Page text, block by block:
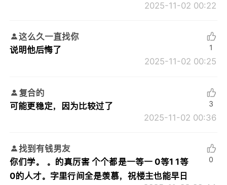
2025-11-02 00:22
这么久一直找你
说明他后悔了
2025-11-02 00:25
1
复合的
可能更稳定，因为比较过了
2025-11-02 00:36
3
找到有钱男友
你们学。 。的真厉害 个个都是一等一 0等1 1等
0的人才。字里行间全是羡慕，祝楼主也能早日
0